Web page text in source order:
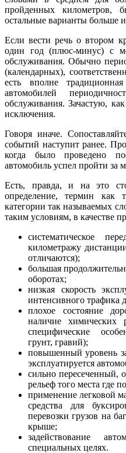
пройденных километров,
остальные варианты больше
Если вести речь о втором
один год (плюс-минус) с
обслуживания. Обычно
(календарных),
есть вполне
автомобилей
обслуживания. Зачастую,
исключения.
Говоря иначе.
событий наступит ранее.
когда было проведено
автомобиль успел пройти за
Есть, правда, и на это
определение, термин как
категории так называемых
таким условиям, в качестве
систематическое
километражу
отличаются);
большая
оборотах;
низкая скорость
интенсивного трафика
плохое состояние
наличие
специфические
грунт, гравий);
повышенный уровень
эксплуатируется
сильно пересеченный,
рельеф того места где
применение легковой
средства для
перевозки грузов на
крыше;
задействование
специальных целях.